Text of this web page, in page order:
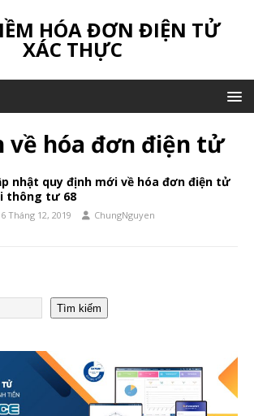
HÓA ĐƠN ĐIỆN TỬ
XÁC THỰC
về hóa đơn điện tử
nhật quy định mới về hóa đơn điện tử
thông tư 68
6 Tháng 12, 2019 ChungNguyen
Tìm kiếm